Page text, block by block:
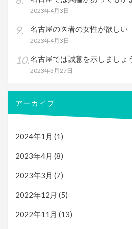
2023年4月3日
名古屋の医者の女性が欲しい
2023年4月3日
名古屋では誠意を示しましょ
2023年3月27日
アーカイブ
2024年1月 (1)
2023年4月 (8)
2023年3月 (7)
2022年12月 (5)
2022年11月 (13)